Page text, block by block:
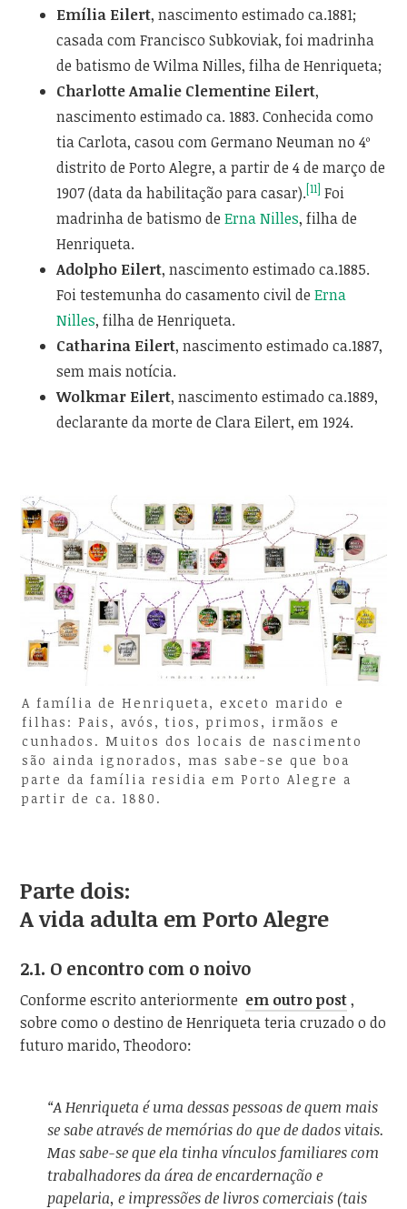
Emília Eilert, nascimento estimado ca.1881;
casada com Francisco Subkoviak, foi madrinha
de batismo de Wilma Nilles, filha de Henriqueta;
Charlotte Amalie Clementine Eilert,
nascimento estimado ca. 1883. Conhecida como
tia Carlota, casou com Germano Neuman no 4º
distrito de Porto Alegre, a partir de 4 de março de
1907 (data da habilitação para casar).[11] Foi
madrinha de batismo deErna Nilles, filha de
Henriqueta.
Adolpho Eilert, nascimento estimado ca.1885.
Foi testemunha do casamento civil deErna
Nilles, filha de Henriqueta.
Catharina Eilert, nascimento estimado ca.1887,
sem mais notícia.
Wolkmar Eilert, nascimento estimado ca.1889,
declarante da morte de Clara Eilert, em 1924.
A família de Henriqueta, exceto marido e
filhas: Pais, avós, tios, primos, irmãos e
cunhados. Muitos dos locais de nascimento
são ainda ignorados, mas sabe-se que boa
parte da família residia em Porto Alegre a
partir de ca. 1880.
Parte dois:
A vida adulta em Porto Alegre
2.1. O encontro com o noivo
Conforme escrito anteriormente em outro post ,
sobre como o destino de Henriqueta teria cruzado o do
futuro marido, Theodoro:
“A Henriqueta é uma dessas pessoas de quem mais
se sabe através de memórias do que de dados vitais.
Mas sabe-se que ela tinha vínculos familiares com
trabalhadores da área de encardernação e
papelaria, e impressões de livros comerciais (tais